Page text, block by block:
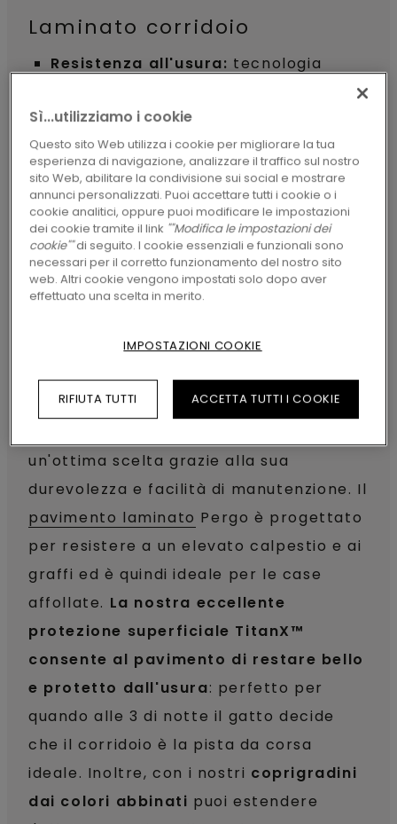
Laminato corridoio
Resistenza all'usura: tecnologia
TitanX™ per un'eccellente protezione
della superficie
Superficie 100% a tenuta stagna:
tutti i nostri laminati corridoio sono
dotati di una superficie
completamente a tenuta stagna
Aspetto uniforme:estendi il design
con coprigradini dai colori abbinati
VAI A PAVIMENTO PER IL
un'ottima scelta grazie alla sua
durevolezza e facilità di manutenzione. Il
pavimento laminato Pergo è progettato
per resistere a un elevato calpestio e ai
graffi ed è quindi ideale per le case
affollate. La nostra eccellente
protezione superficiale TitanX™
consente al pavimento di restare bello
e protetto dall'usura: perfetto per
quando alle 3 di notte il gatto decide
che il corridoio è la pista da corsa
ideale. Inoltre, con i nostri coprigradini
dai colori abbinati puoi estendere
Sì...utilizziamo i cookie
Questo sito Web utilizza i cookie per migliorare la tua
esperienza di navigazione, analizzare il traffico sul nostro
sito Web, abilitare la condivisione sui social e mostrare
annunci personalizzati. Puoi accettare tutti i cookie o i
cookie analitici, oppure puoi modificare le impostazioni
dei cookie tramite il link ""Modifica le impostazioni dei
cookie""di seguito. I cookie essenziali e funzionali sono
necessari per il corretto funzionamento del nostro sito
web. Altri cookie vengono impostati solo dopo aver
effettuato una scelta in merito.
IMPOSTAZIONI COOKIE
RIFIUTA TUTTI ACCETTA TUTTI I COOKIE